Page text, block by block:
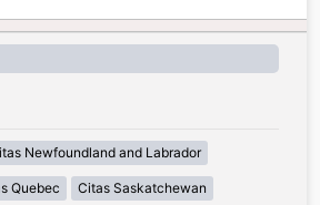
Newfoundland and Labrador
Quebec Citas Saskatchewan